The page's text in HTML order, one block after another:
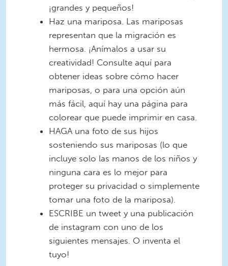
¡grandes y pequeños!
Haz una mariposa. Las mariposas
representan que la migración es
hermosa. ¡Anímalos a usar su
creatividad! Consulte aquí para
obtener ideas sobre cómo hacer
mariposas, o para una opción aún
más fácil, aquí hay una página para
colorear que puede imprimir en casa.
HAGA una foto de sus hijos
sosteniendo sus mariposas (lo que
incluye solo las manos de los niños y
ninguna cara es lo mejor para
proteger su privacidad o simplemente
tomar una foto de la mariposa).
ESCRIBE un tweet y una publicación
de instagram con uno de los
siguientes mensajes. O inventa el
tuyo!